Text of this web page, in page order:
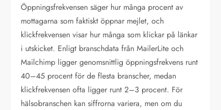
Öppningsfrekvensen säger hur många procent av
mottagarna som faktiskt öppnar mejlet, och
klickfrekvensen visar hur många som klickar på länkar
i utskicket. Enligt branschdata från MailerLite och
Mailchimp ligger genomsnittlig öppningsfrekvens runt
40–45 procent för de flesta branscher, medan
klickfrekvensen ofta ligger runt 2–3 procent. För
hälsobranschen kan siffrorna variera, men om du